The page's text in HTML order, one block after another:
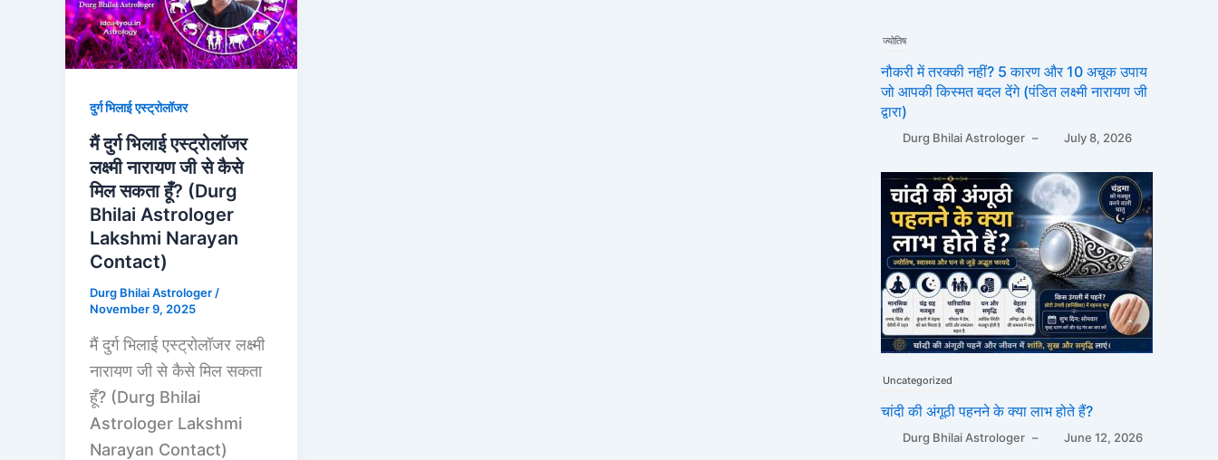
दुर्ग भिलाई एस्ट्रोलॉजर
मैं दुर्ग भिलाई एस्ट्रोलॉजर
लक्ष्मी नारायण जी से कैसे
मिल सकता हूँ? (Durg
Bhilai Astrologer
Lakshmi Narayan
Contact)
Durg Bhilai Astrologer /
November 9, 2025
मैं दुर्ग भिलाई एस्ट्रोलॉजर लक्ष्मी
नारायण जी से कैसे मिल सकता
हूँ? (Durg Bhilai
Astrologer Lakshmi
Narayan Contact)
ज्योतिष
नौकरी में तरक्की नहीं? 5 कारण और 10 अचूक उपाय
जो आपकी किस्मत बदल देंगे (पंडित लक्ष्मी नारायण जी
द्वारा)
Durg Bhilai Astrologer – July 8, 2026
Uncategorized
चांदी की अंगूठी पहनने के क्या लाभ होते हैं?
Durg Bhilai Astrologer – June 12, 2026